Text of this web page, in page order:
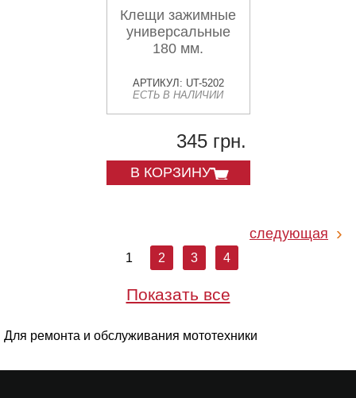
Клещи зажимные
универсальные
180 мм.
АРТИКУЛ: UT-5202
ЕСТЬ В НАЛИЧИИ
345 грн.
В КОРЗИНУ
следующая
1 2 3 4
Показать все
Для ремонта и обслуживания мототехники